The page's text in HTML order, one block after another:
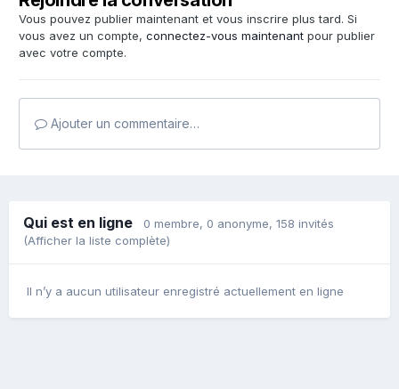
Vous pouvez publier maintenant et vous inscrire plus tard. Si
vous avez un compte, connectez-vous maintenant pour publier
avec votre compte.
Ajouter un commentaire…
Qui est en ligne 0 membre, 0 anonyme, 158 invités
(Afficher la liste complète)
Il n’y a aucun utilisateur enregistré actuellement en ligne